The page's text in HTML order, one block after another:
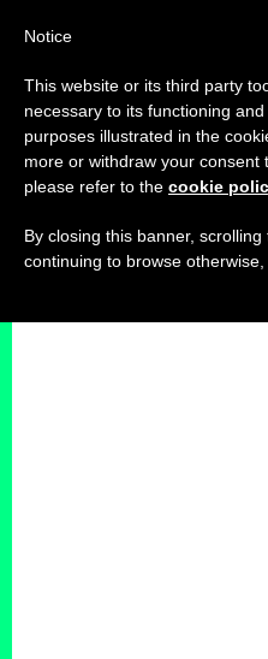
Notice
This website or its third party
necessary to its functioning
purposes illustrated in the
more or withdraw your consent
please refer to the cookie
By closing this banner,
continuing to browse